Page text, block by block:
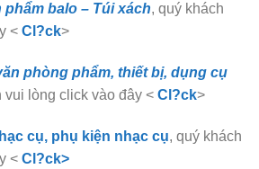
phẩm balo – Túi xách, quý khách
< Cl?ck>
phòng phẩm, thiết bị, dụng cụ
vui lòng click vào đây < Cl?ck>
cụ, phụ kiện nhạc cụ, quý khách
< Cl?ck>